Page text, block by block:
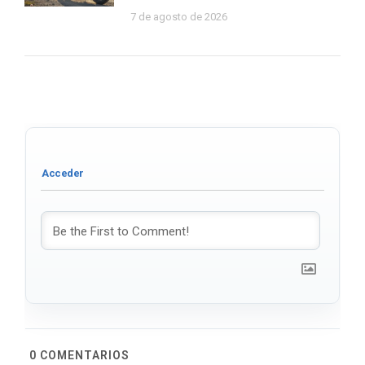
7 de agosto de 2026
0 COMENTARIOS